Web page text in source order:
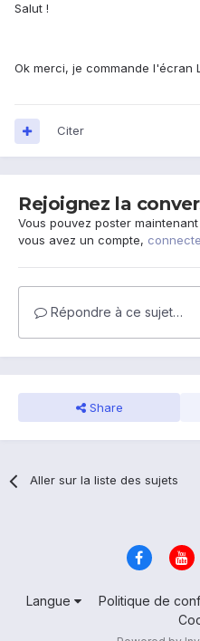
Salut !
Ok merci, je commande l'écran
Citer
Rejoignez la
Vous pouvez poster
vous avez un compte,
Répondre à ce sujet…
Share
Aller sur la liste des sujets
Langue Politique de